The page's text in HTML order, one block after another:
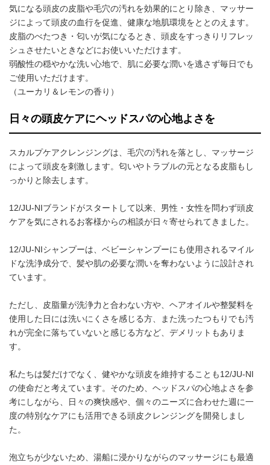
気になる頭皮の皮脂や毛穴の汚れを効果的にとり除き、マッサー
ジによって頭皮の血行を促進、健康な地肌環境をととのえます。
皮脂のべたつき・匂いが気になるとき、頭皮をすっきりリフレッ
シュさせたいときなどにお使いいただけます。
弱酸性の穏やかな洗い心地で、肌に必要な潤いを逃さず毎日でも
ご使用いただけます。
（ユーカリ＆レモンの香り）
日々の頭皮ケアにヘッドスパの心地よさを
スカルプケアクレンジングは、毛穴の汚れを落とし、マッサージ
によって頭皮を刺激します。匂いやトラブルの元となる皮脂もし
っかりと除去します。
12/JU-NIブランドがスタートして以来、男性・女性を問わず頭皮
ケアを気にされるお客様からの相談が日々寄せられてきました。
12/JU-NIシャンプーは、ベビーシャンプーにも使用されるマイル
ドな洗浄成分で、髪や肌の必要な潤いを奪わないように設計され
ています。
ただし、皮脂量が洗浄力と合わない方や、ヘアオイルや整髪料を
使用した日には洗いにくさを感じる方、また洗ったつもりでも汚
れが完全に落ちていないと感じる方など、デメリットもありま
す。
私たちは髪だけでなく、健やかな頭皮を維持することも12/JU-NI
の使命だと考えています。そのため、ヘッドスパの心地よさを参
考にしながら、日々の爽快感や、個々のニーズに合わせた週に一
度の特別なケアにも活用できる頭皮クレンジングを開発しまし
た。
泡立ちが少ないため、湯船に浸かりながらのマッサージにも最適